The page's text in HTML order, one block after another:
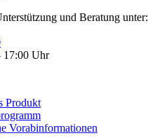
und Beratung unter:
17:00 Uhr
Produkt
Vorabinformationen